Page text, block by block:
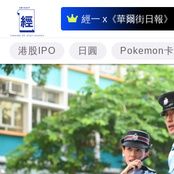
經一 x《華爾街日報》
即
時
財
經
專
題
投
資
樓
港股IPO 日圓 Pokemon卡